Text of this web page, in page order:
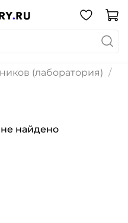
(лаборатория)
найдено